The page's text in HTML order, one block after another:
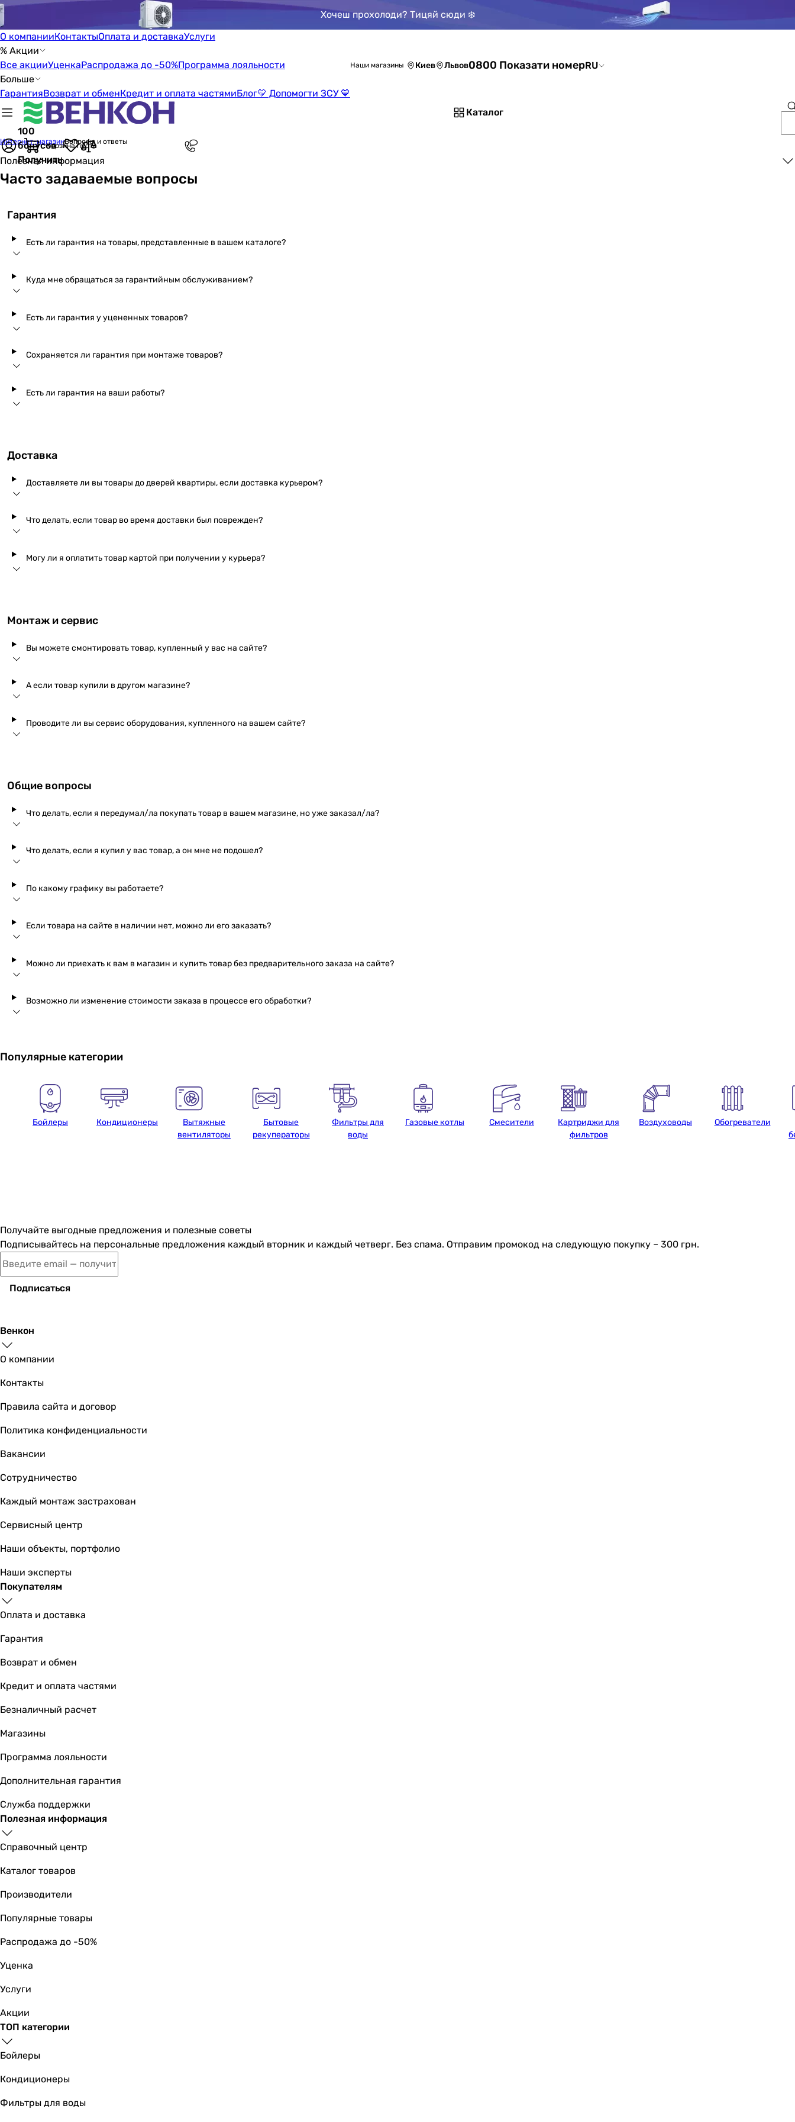
Хочеш прохолоди? Тицяй сюди ❄️
О компанииКонтактыОплата и доставкаУслуги
% Акции
Все акцииУценкаРаспродажа до -50%Программа лояльности
Больше
ГарантияВозврат и обменКредит и оплата частямиБлог💛 Допомогти ЗСУ 💙
Наши магазины Киев Львов0800 Показати номерRU
Каталог
100
бонусов
Получить
Корзина пуста
Интернет-магазинВопросы и ответы
Полезная информация
Часто задаваемые вопросы
Гарантия
Есть ли гарантия на товары, представленные в вашем каталоге?
Куда мне обращаться за гарантийным обслуживанием?
Есть ли гарантия у уцененных товаров?
Сохраняется ли гарантия при монтаже товаров?
Есть ли гарантия на ваши работы?
Доставка
Доставляете ли вы товары до дверей квартиры, если доставка курьером?
Что делать, если товар во время доставки был поврежден?
Могу ли я оплатить товар картой при получении у курьера?
Монтаж и сервис
Вы можете смонтировать товар, купленный у вас на сайте?
А если товар купили в другом магазине?
Проводите ли вы сервис оборудования, купленного на вашем сайте?
Общие вопросы
Что делать, если я передумал/ла покупать товар в вашем магазине, но уже заказал/ла?
Что делать, если я купил у вас товар, а он мне не подошел?
По какому графику вы работаете?
Если товара на сайте в наличии нет, можно ли его заказать?
Можно ли приехать к вам в магазин и купить товар без предварительного заказа на сайте?
Возможно ли изменение стоимости заказа в процессе его обработки?
Популярные категории
Бойлеры Кондиционеры
Вытяжные
вентиляторы
Бытовые
рекуператоры
Фильтры для
воды
Газовые котлы Смесители
Картриджи для
фильтров
Воздуховоды
Обогреватели
Получайте выгодные предложения и полезные советы
Подписывайтесь на персональные предложения каждый вторник и каждый четверг. Без спама. Отправим промокод на следующую покупку – 300 грн.
Подписаться
Венкон
О компании
Контакты
Правила сайта и договор
Политика конфиденциальности
Вакансии
Сотрудничество
Каждый монтаж застрахован
Сервисный центр
Наши объекты, портфолио
Наши эксперты
Покупателям
Оплата и доставка
Гарантия
Возврат и обмен
Кредит и оплата частями
Безналичный расчет
Магазины
Программа лояльности
Дополнительная гарантия
Служба поддержки
Полезная информация
Справочный центр
Каталог товаров
Производители
Популярные товары
Распродажа до -50%
Уценка
Услуги
Акции
ТОП категории
Бойлеры
Кондиционеры
Фильтры для воды